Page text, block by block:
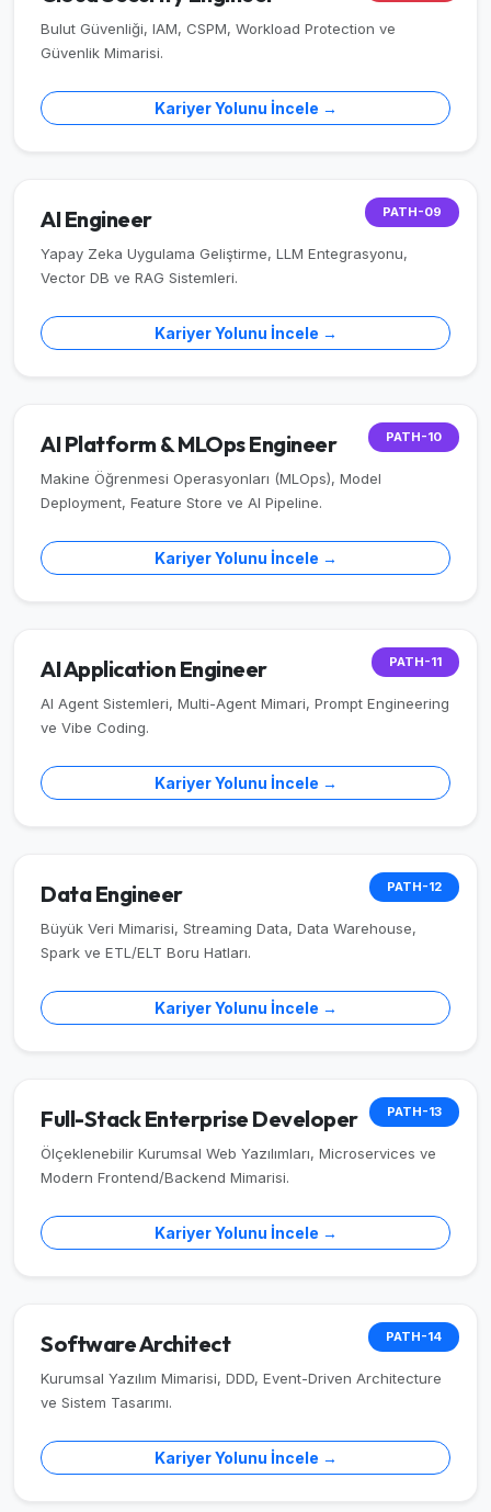
Bulut Güvenliği, IAM, CSPM, Workload Protection ve
Güvenlik Mimarisi.
Kariyer Yolunu İncele →
PATH-09
AI Engineer
Yapay Zeka Uygulama Geliştirme, LLM Entegrasyonu,
Vector DB ve RAG Sistemleri.
Kariyer Yolunu İncele →
PATH-10
AI Platform & MLOps Engineer
Makine Öğrenmesi Operasyonları (MLOps), Model
Deployment, Feature Store ve AI Pipeline.
Kariyer Yolunu İncele →
PATH-11
AI Application Engineer
AI Agent Sistemleri, Multi-Agent Mimari, Prompt Engineering
ve Vibe Coding.
Kariyer Yolunu İncele →
PATH-12
Data Engineer
Büyük Veri Mimarisi, Streaming Data, Data Warehouse,
Spark ve ETL/ELT Boru Hatları.
Kariyer Yolunu İncele →
PATH-13
Full-Stack Enterprise Developer
Ölçeklenebilir Kurumsal Web Yazılımları, Microservices ve
Modern Frontend/Backend Mimarisi.
Kariyer Yolunu İncele →
PATH-14
Software Architect
Kurumsal Yazılım Mimarisi, DDD, Event-Driven Architecture
ve Sistem Tasarımı.
Kariyer Yolunu İncele →